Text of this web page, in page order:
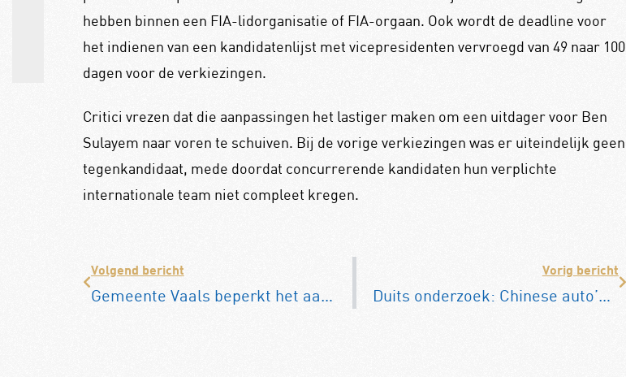
hebben binnen een FIA-lidorganisatie of FIA-orgaan. Ook wordt de deadline voor
het indienen van een kandidatenlijst met vicepresidenten vervroegd van 49 naar 100
dagen voor de verkiezingen.
Critici vrezen dat die aanpassingen het lastiger maken om een uitdager voor Ben
Sulayem naar voren te schuiven. Bij de vorige verkiezingen was er uiteindelijk geen
tegenkandidaat, mede doordat concurrerende kandidaten hun verplichte
internationale team niet compleet kregen.
Volgend bericht
Gemeente Vaals beperkt het aantal massale toertochten
Vorig bericht
Duits onderzoek: Chinese auto’s verliezen razendsnel waarde